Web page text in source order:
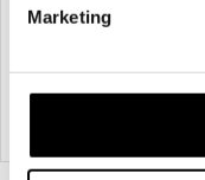
Marketing